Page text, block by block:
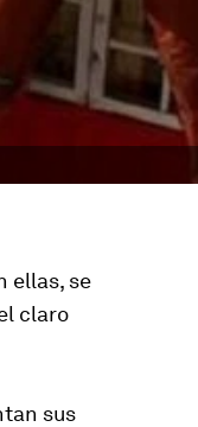
ellas, se
claro
sus